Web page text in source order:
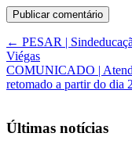
← PESAR |
Viégas
COMUNICADO |
retomado a partir do dia
Últimas notícias